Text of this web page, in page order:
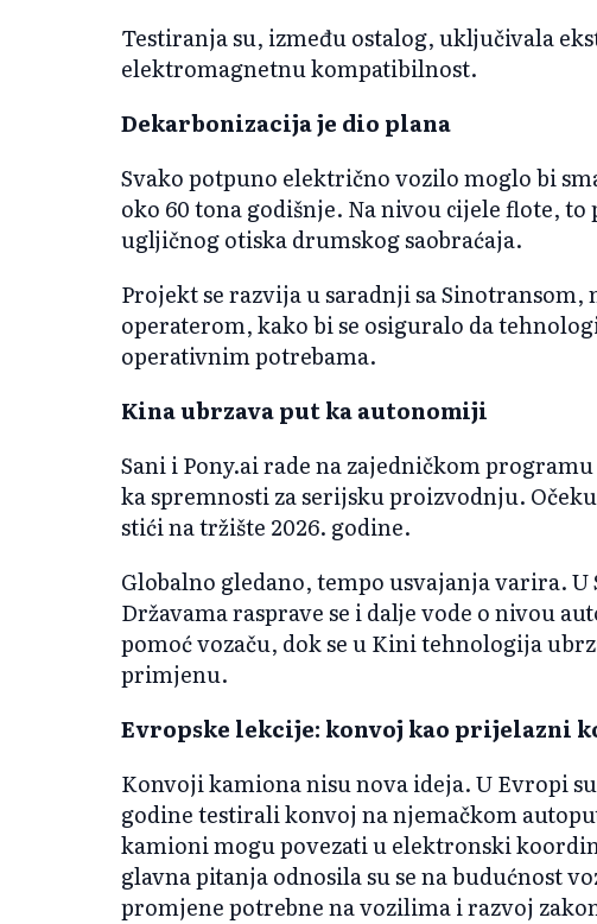
Testiranja su, između ostalog, uključivala
elektromagnetnu kompatibilnost.
Dekarbonizacija je dio plana
Svako potpuno električno vozilo moglo bi
oko 60 tona godišnje. Na nivou cijele flote,
ugljičnog otiska drumskog saobraćaja.
Projekt se razvija u saradnji sa
operaterom, kako bi se osiguralo da
operativnim potrebama.
Kina ubrzava put ka autonomiji
Sani i Pony.ai rade na zajedničkom
ka spremnosti za serijsku proizvodnju.
stići na tržište 2026. godine.
Globalno gledano, tempo usvajanja varira.
Državama rasprave se i dalje vode o nivou
pomoć vozaču, dok se u Kini tehnologija
primjenu.
Evropske lekcije: konvoj kao prijelazni
Konvoji kamiona nisu nova ideja. U Evropi su
godine testirali konvoj na njemačkom
kamioni mogu povezati u elektronski
glavna pitanja odnosila su se na budućnost
promjene potrebne na vozilima i razvoj